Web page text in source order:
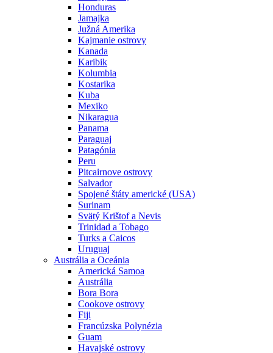
Honduras
Jamajka
Južná Amerika
Kajmanie ostrovy
Kanada
Karibik
Kolumbia
Kostarika
Kuba
Mexiko
Nikaragua
Panama
Paraguaj
Patagónia
Peru
Pitcairnove ostrovy
Salvador
Spojené štáty americké (USA)
Surinam
Svätý Krištof a Nevis
Trinidad a Tobago
Turks a Caicos
Uruguaj
Austrália a Oceánia
Americká Samoa
Austrália
Bora Bora
Cookove ostrovy
Fiji
Francúzska Polynézia
Guam
Havajské ostrovy